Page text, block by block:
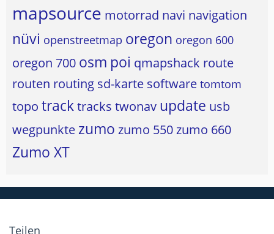
mapsource motorrad navi navigation
nüvi openstreetmap oregon oregon 600
oregon 700 osm poi qmapshack route
routen routing sd-karte software tomtom
topo tracktracks twonav update usb
wegpunkte zumo zumo 550zumo 660
Zumo XT
Teilen